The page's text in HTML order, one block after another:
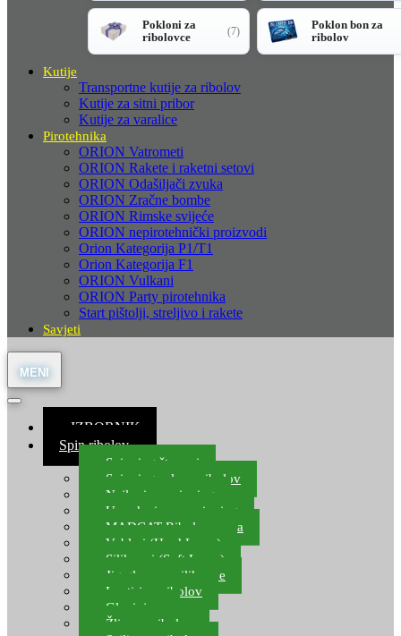
Pokloni za
ribolovce
(7)
Poklon bon za
ribolov
Kutije
Transportne kutije za ribolov
Kutije za sitni pribor
Kutije za varalice
Pirotehnika
ORION Vatrometi
ORION Rakete i raketni setovi
ORION Odašiljači zvuka
ORION Zračne bombe
ORION Rimske svijeće
ORION nepirotehnički proizvodi
Orion Kategorija P1/T1
Orion Kategorija F1
ORION Vulkani
ORION Party pirotehnika
Start pištolji, streljivo i rakete
Savjeti
≡ IZBORNIK
Spin ribolov
Spinning štapovi
Spinning role za ribolov
Najloni za spinning
Upredenice za spinning
MADCAT Ribolov soma
Vobleri (Hard Lures)
Silikonci (Soft Lures)
Jig glave za silikonce
Leptiri za ribolov
Glavinjare
Žlice za ribolov